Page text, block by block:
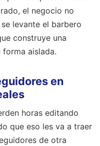
el negocio no
levante el barbero
construye una
aislada.
en
horas editando
que eso les va a traer
de otra